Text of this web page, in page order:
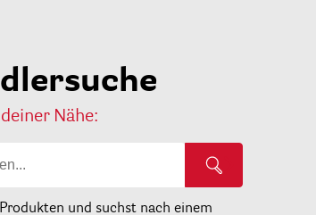
Nähe:
und suchst nach einem